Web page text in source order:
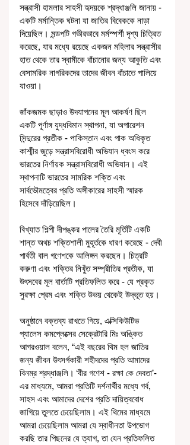
সন্ত্রাসী হামলার সাহসী হৃদয়কে শ্রদ্ধাঞ্জলি জানায় -
একটি মর্মান্তিক ঘটনা যা জাতির বিবেককে নাড়া
দিয়েছিল। মন্ডপটি গভীরভাবে মর্মস্পর্শী দৃশ্য চিত্রিত
করেছে, যার মধ্যে রয়েছে একজন মহিলার সন্ত্রাসীর
হাত থেকে তার স্বামীকে বাঁচানোর জন্য আকুতি এবং
বেসামরিক নাগরিকদের তাদের জীবন বাঁচাতে পালিয়ে
যাওয়া।
জাঁকজমক ছাড়াও উদযাপনের মূল আকর্ষণ ছিল
একটি পূর্ণাঙ্গ যুদ্ধবিমান স্থাপনা, যা অপারেশন
সিন্দুরের প্রতীক - পাকিস্তান এবং পাক অধিকৃত
কাশ্মীর জুড়ে সন্ত্রাসবিরোধী অভিযান ধ্বংস করে
ভারতের নির্ণায়ক সন্ত্রাসবিরোধী অভিযান। এই
স্থাপনাটি ভারতের সামরিক শক্তি এবং
সার্বভৌমত্বের প্রতি অঙ্গীকারের সাহসী স্মারক
হিসেবে দাঁড়িয়েছিল।
বিখ্যাত শিল্পী দীপঙ্কর পালের তৈরি মূর্তিটি একটি
শান্ত অথচ শক্তিশালী মুহূর্তকে ধারণ করেছে - দেবী
পার্বতী বাল গণেশকে আলিঙ্গন করছেন। চিত্রটি
করুণা এবং শক্তির নিখুঁত সম্প্রীতির প্রতীক, যা
উৎসবের মূল বার্তাটি প্রতিফলিত করে - যে প্রকৃত
সুরক্ষা প্রেম এবং শক্তি উভয় থেকেই উদ্ভূত হয়।
অনুষ্ঠানে বক্তব্য রাখতে গিয়ে, এক্সিকিউটিভ
প্যালেস কমপ্লেক্সের সেক্রেটারি মিঃ অঙ্কিত
আগরওয়াল বলেন, “এই বছরের থিম হল জাতির
জন্য জীবন উৎসর্গকারী শহীদদের প্রতি আমাদের
বিনম্র শ্রদ্ধাঞ্জলি। ‘বীর গণেশ - রক্ষা কে দেবতা’-
এর মাধ্যমে, আমরা প্রতিটি দর্শনার্থীর মধ্যে গর্ব,
সাহস এবং আমাদের দেশের প্রতি দায়িত্ববোধ
জাগিয়ে তুলতে চেয়েছিলাম। এই থিমের মাধ্যমে
আমরা চেয়েছিলাম আমরা যে স্বাধীনতা উপভোগ
করছি তার পিছনের যে ত্যাগ, তা যেন প্রতিফলিত